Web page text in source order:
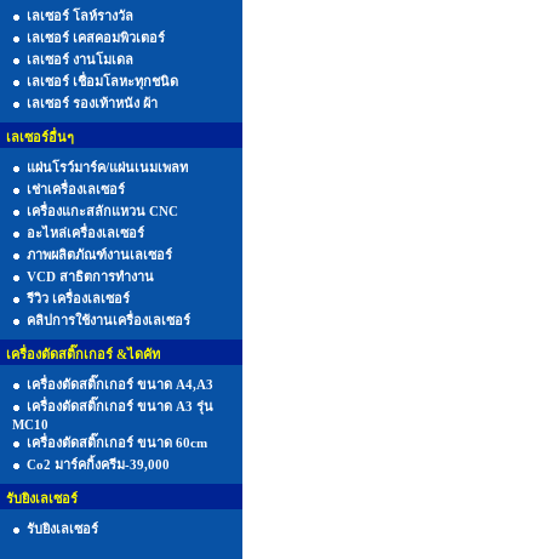
เลเซอร์ โลห์รางวัล
เลเซอร์ เคสคอมพิวเตอร์
เลเซอร์ งานโมเดล
เลเซอร์ เชื่อมโลหะทุกชนิด
เลเซอร์ รองเท้าหนัง ผ้า
เลเซอร์อื่นๆ
แผ่นโรว์มาร์ค/แผ่นเนมเพลท
เช่าเครื่องเลเซอร์
เครื่องแกะสลักแหวน CNC
อะไหล่เครื่องเลเซอร์
ภาพผลิตภัณฑ์งานเลเซอร์
VCD สาธิตการทำงาน
รีวิว เครื่องเลเซอร์
คลิปการใช้งานเครื่องเลเซอร์
เครื่องตัดสติ๊กเกอร์ &ไดคัท
เครื่องตัดสติ๊กเกอร์ ขนาด A4,A3
เครื่องตัดสติ๊กเกอร์ ขนาด A3 รุ่น
MC10
เครื่องตัดสติ๊กเกอร์ ขนาด 60cm
Co2 มาร์คกิ้งครีม-39,000
รับยิงเลเซอร์
รับยิงเลเซอร์